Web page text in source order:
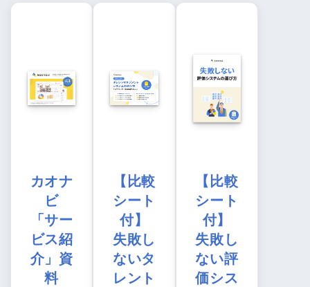
カオナ
ビ
「サー
ビス紹
介」資
料
【比較
シート
付】
失敗し
ないタ
レント
【比較
シート
付】
失敗し
ない評
価シス